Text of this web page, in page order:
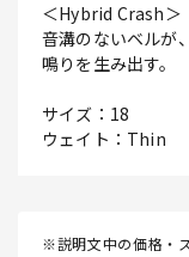
＜Hybrid Crash＞
音溝のないベルが
鳴りを生み出す。
サイズ：18
ウェイト：Thin
※説明文中の価格・